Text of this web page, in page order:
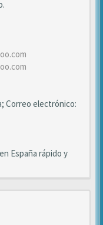
Correo electrónico:
España rápido y